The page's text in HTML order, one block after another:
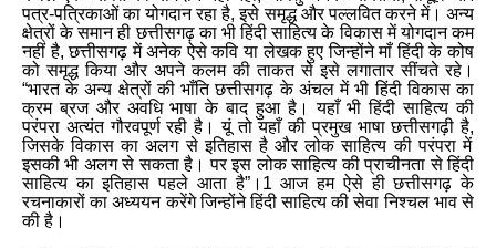
पत्र-पत्रिकाओं का योगदान रहा है, इसे समृद्ध और पल्लवित करने में। अन्य
क्षेत्रों के समान ही छत्तीसगढ़ का भी हिंदी साहित्य के विकास में योगदान कम
नहीं है, छत्तीसगढ़ में अनेक ऐसे कवि या लेखक हुए जिन्होंने माँ हिंदी के कोष
को समृद्ध किया और अपने कलम की ताकत से इसे लगातार सींचते रहे।
“भारत के अन्य क्षेत्रों की भाँति छत्तीसगढ़ के अंचल में भी हिंदी विकास का
क्रम ब्रज और अवधि भाषा के बाद हुआ है। यहाँ भी हिंदी साहित्य की
परंपरा अत्यंत गौरवपूर्ण रही है। यूं तो यहाँ की प्रमुख भाषा छत्तीसगढ़ी है,
जिसके विकास का अलग से इतिहास है और लोक साहित्य की परंपरा में
इसकी भी अलग से सकता है। पर इस लोक साहित्य की प्राचीनता से हिंदी
साहित्य का इतिहास पहले आता है”। 1 आज हम ऐसे ही छत्तीसगढ़ के
रचनाकारों का अध्ययन करेंगे जिन्होंने हिंदी साहित्य की सेवा निश्चल भाव से
की है।